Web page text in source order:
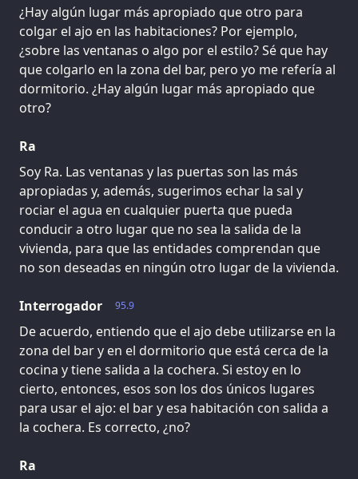
¿Hay algún lugar más apropiado que otro para
colgar el ajo en las habitaciones? Por ejemplo,
¿sobre las ventanas o algo por el estilo? Sé que hay
que colgarlo en la zona del bar, pero yo me refería al
dormitorio. ¿Hay algún lugar más apropiado que
otro?
Ra
Soy Ra. Las ventanas y las puertas son las más
apropiadas y, además, sugerimos echar la sal y
rociar el agua en cualquier puerta que pueda
conducir a otro lugar que no sea la salida de la
vivienda, para que las entidades comprendan que
no son deseadas en ningún otro lugar de la vivienda.
95.9
Interrogador
De acuerdo, entiendo que el ajo debe utilizarse en la
zona del bar y en el dormitorio que está cerca de la
cocina y tiene salida a la cochera. Si estoy en lo
cierto, entonces, esos son los dos únicos lugares
para usar el ajo: el bar y esa habitación con salida a
la cochera. Es correcto, ¿no?
Ra